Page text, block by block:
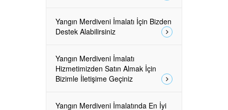
Yangın Merdiveni İmalatı İçin Bizden
Destek Alabilirsiniz
Yangın Merdiveni İmalatı
Hizmetimizden Satın Almak İçin
Bizimle İletişime Geçiniz
Yangın Merdiveni İmalatında En İyi